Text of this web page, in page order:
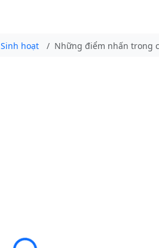
Sinh hoạt Những điểm nhấn trong